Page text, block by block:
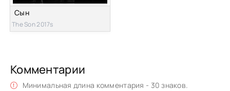
Сын
The Son 2017s
Комментарии
Минимальная длина комментария - 30 знаков.